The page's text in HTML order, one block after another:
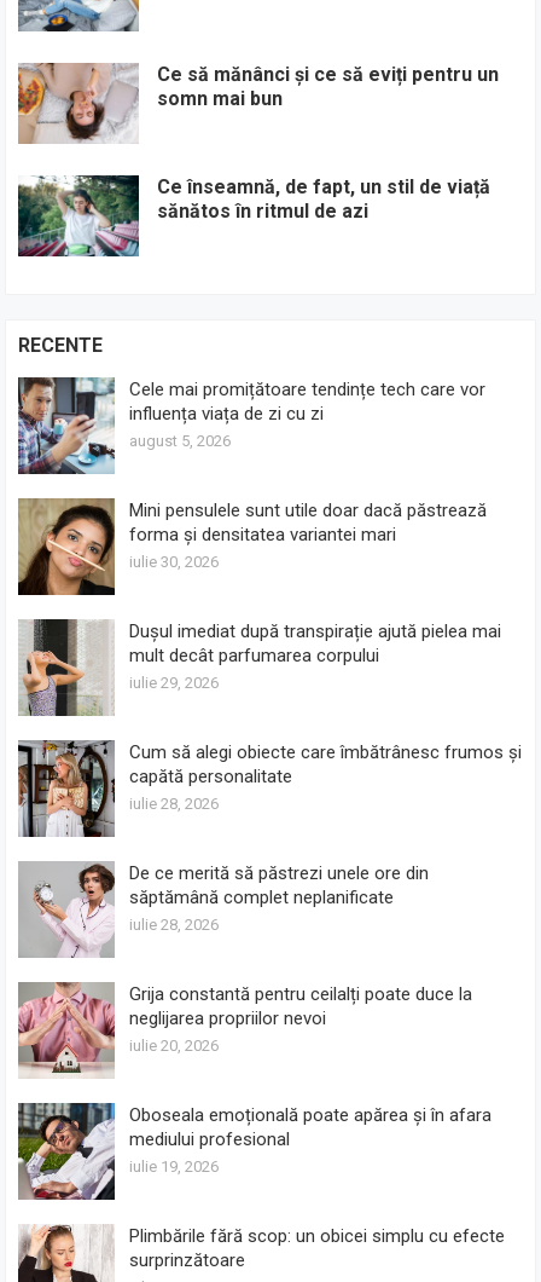
Ce să mănânci și ce să eviți pentru un
somn mai bun
Ce înseamnă, de fapt, un stil de viață
sănătos în ritmul de azi
RECENTE
Cele mai promițătoare tendințe tech care vor
influența viața de zi cu zi
august 5, 2026
Mini pensulele sunt utile doar dacă păstrează
forma și densitatea variantei mari
iulie 30, 2026
Dușul imediat după transpirație ajută pielea mai
mult decât parfumarea corpului
iulie 29, 2026
Cum să alegi obiecte care îmbătrânesc frumos și
capătă personalitate
iulie 28, 2026
De ce merită să păstrezi unele ore din
săptămână complet neplanificate
iulie 28, 2026
Grija constantă pentru ceilalți poate duce la
neglijarea propriilor nevoi
iulie 20, 2026
Oboseala emoțională poate apărea și în afara
mediului profesional
iulie 19, 2026
Plimbările fără scop: un obicei simplu cu efecte
surprinzătoare